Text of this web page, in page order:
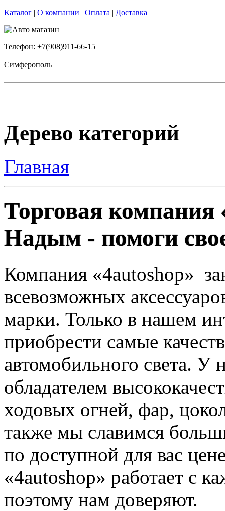
Каталог | О компании | Оплата | Доставка
Телефон: +7(908)911-66-15
Симферополь
Дерево категорий
Главная
Торговая компания
Надым - помоги
Компания «4autoshop»
всевозможных
марки. Только в нашем
приобрести самые
автомобильного света. У
обладателем
ходовых огней, фар,
также мы славимся
по доступной для вас
«4autoshop» работает с
поэтому нам доверяют.